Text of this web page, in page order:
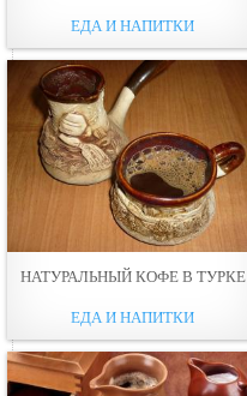
ЕДА И НАПИТКИ
НАТУРАЛЬНЫЙ КОФЕ В ТУРКЕ
ЕДА И НАПИТКИ